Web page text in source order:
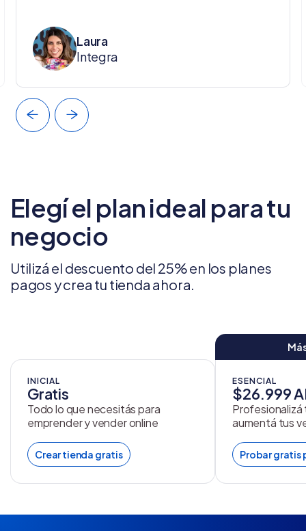
Laura
Integra
Elegí el plan ideal para tu
negocio
Utilizá el descuento del 25% en los planes
pagos y crea tu tienda ahora.
INICIAL
Gratis
Todo lo que necesitás para
emprender y vender online
Crear tienda gratis
ESENCIAL
$26.999
aumentá tus
Probar gratis